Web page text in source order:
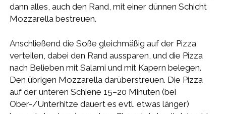
dann alles, auch den Rand, mit einer dünnen Schicht
Mozzarella bestreuen.
Anschließend die Soße gleichmäßig auf der Pizza
verteilen, dabei den Rand aussparen, und die Pizza
nach Belieben mit Salami und mit Kapern belegen.
Den übrigen Mozzarella darüberstreuen. Die Pizza
auf der unteren Schiene 15–20 Minuten (bei
Ober-/Unterhitze dauert es evtl. etwas länger)